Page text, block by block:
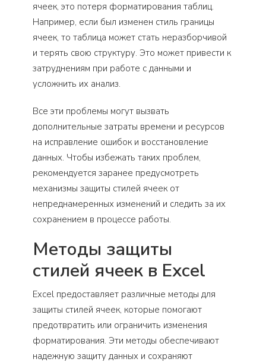
ячеек, это потеря форматирования таблиц.
Например, если был изменен стиль границы
ячеек, то таблица может стать неразборчивой
и терять свою структуру. Это может привести к
затруднениям при работе с данными и
усложнить их анализ.
Все эти проблемы могут вызвать
дополнительные затраты времени и ресурсов
на исправление ошибок и восстановление
данных. Чтобы избежать таких проблем,
рекомендуется заранее предусмотреть
механизмы защиты стилей ячеек от
непреднамеренных изменений и следить за их
сохранением в процессе работы.
Методы защиты
стилей ячеек в Excel
Excel предоставляет различные методы для
защиты стилей ячеек, которые помогают
предотвратить или ограничить изменения
форматирования. Эти методы обеспечивают
надежную защиту данных и сохраняют